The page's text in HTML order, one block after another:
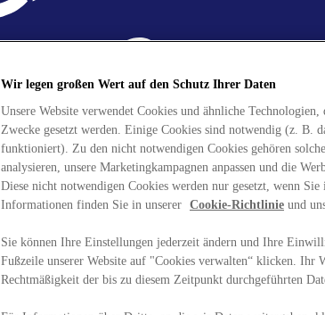
Wir legen großen Wert auf den Schutz Ihrer Daten
Unsere Website verwendet Cookies und ähnliche
Zwecke gesetzt werden. Einige Cookies sind notwendig (z. B.
funktioniert). Zu den nicht notwendigen Cookies gehören
analysieren, unsere Marketingkampagnen anpassen und die
Diese nicht notwendigen Cookies werden nur gesetzt, wenn
Informationen finden Sie in unserer Cookie-Richtlinie und
Sie können Ihre Einstellungen jederzeit ändern und Ihre
Fußzeile unserer Website auf "Cookies verwalten“ klicken. Ihr
Rechtmäßigkeit der bis zu diesem Zeitpunkt durchgeführten